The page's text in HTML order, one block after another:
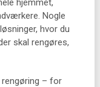
hjemmet,
Nogle
hvor du
skal rengøres,
– for